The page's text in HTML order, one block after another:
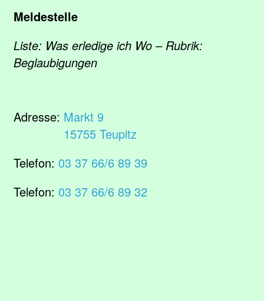
Meldestelle
Liste: Was erledige ich Wo – Rubrik:
Beglaubigungen
Adresse: Markt 9
15755 Teupitz
Telefon: 03 37 66/6 89 39
Telefon: 03 37 66/6 89 32